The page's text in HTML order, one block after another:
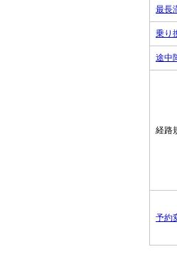
最長
乗り
途中
経路
予約